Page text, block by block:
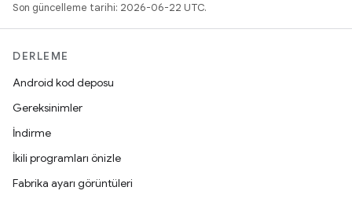
Son güncelleme tarihi: 2026-06-22 UTC.
DERLEME
Android kod deposu
Gereksinimler
İndirme
İkili programları önizle
Fabrika ayarı görüntüleri